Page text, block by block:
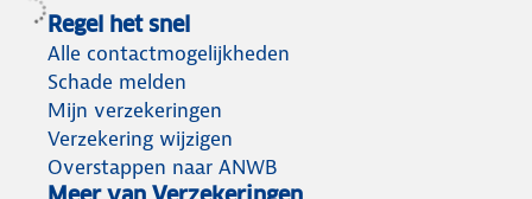
jouw
reisverzekering.
en
medische
kosten.
vakantie
Regel het snel
Alle contactmogelijkheden
Schade melden
Mijn verzekeringen
Verzekering wijzigen
Overstappen naar ANWB